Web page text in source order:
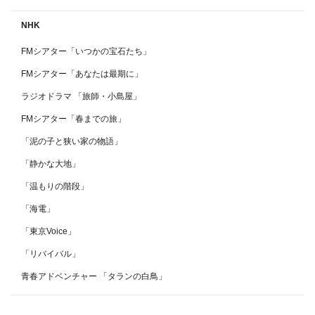
NHK
FMシアター「いつかの宝石たち」
FMシアター「あなたは最期に」
ラジオドラマ 「旅師・小島屋」
FMシアター「春までの旅」
「泥の子と狭い家の物語」
「静かな大地」
「温もりの階段」
「海電」
「東京Voice」
「リバイバル」
青春アドベンチャー 「タランの白鳥」